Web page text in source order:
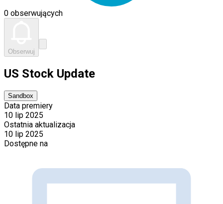
0 obserwujących
Obserwuj
US Stock Update
Sandbox
Data premiery
10 lip 2025
Ostatnia aktualizacja
10 lip 2025
Dostępne na